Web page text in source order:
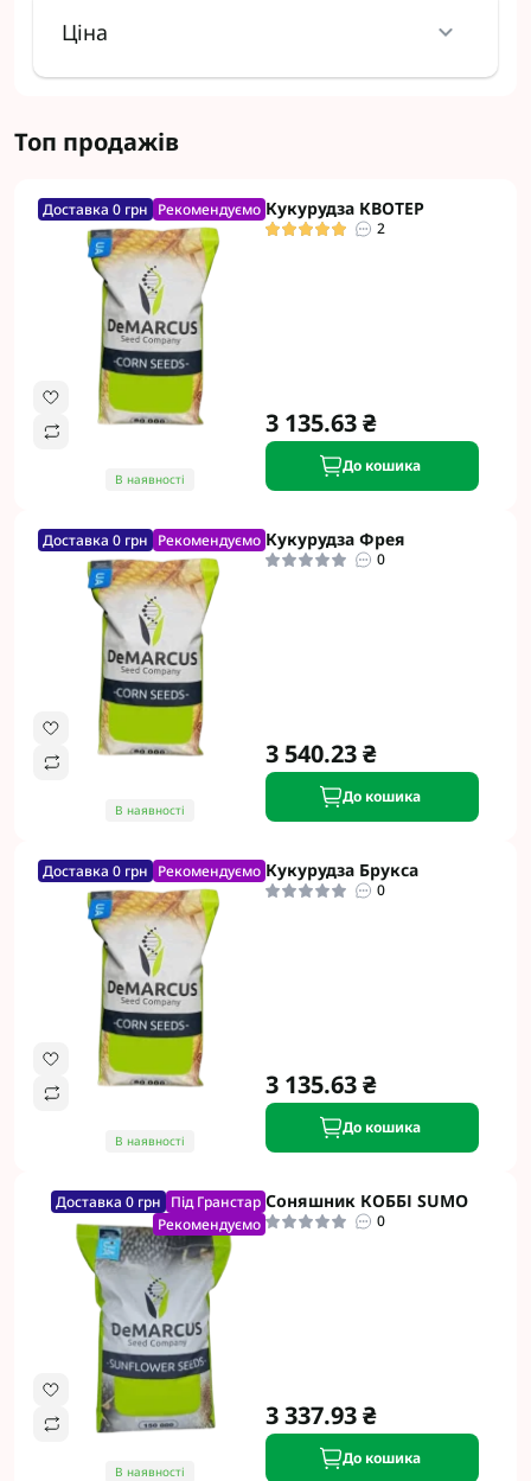
Ціна
Топ продажів
Доставка 0 грн Рекомендуємо
В наявності
Кукурудза КВОТЕР
2
3 135.63 ₴
До кошика
Доставка 0 грн Рекомендуємо
В наявності
Кукурудза Фрея
0
3 540.23 ₴
До кошика
Доставка 0 грн Рекомендуємо
В наявності
Кукурудза Брукса
0
3 135.63 ₴
До кошика
Доставка 0 грн Під Гранстар
Рекомендуємо
В наявності
Соняшник КОББІ SUMO
0
3 337.93 ₴
До кошика